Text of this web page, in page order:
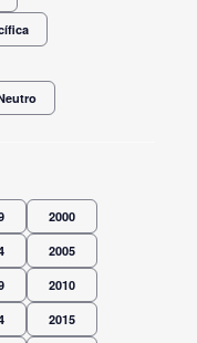
2000
2005
2010
2015